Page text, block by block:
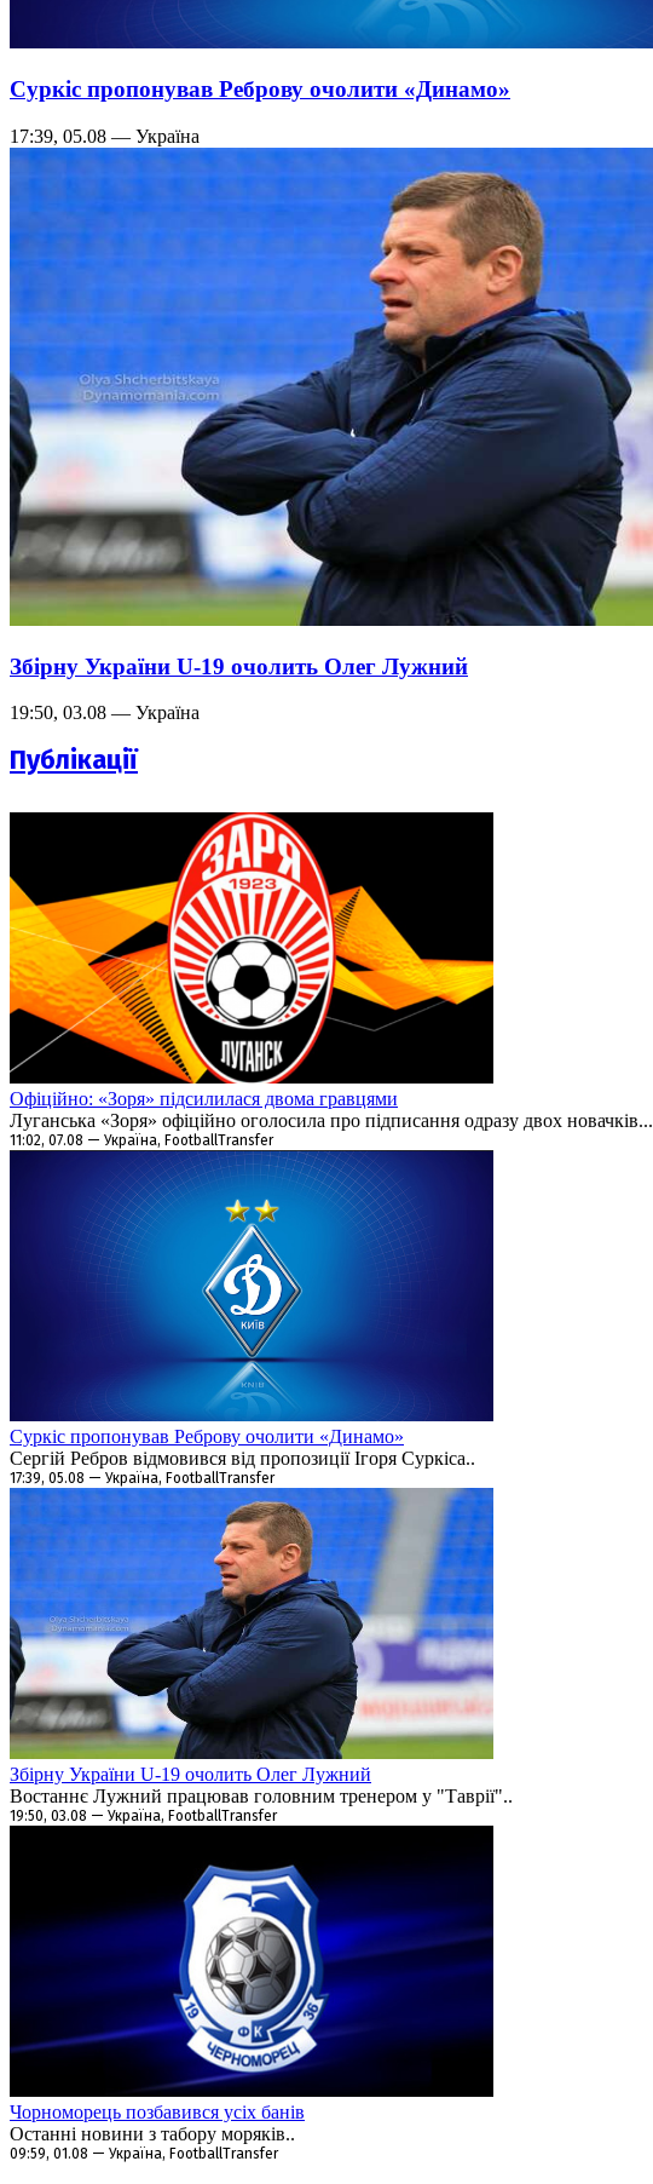
Суркіс пропонував Реброву очолити «Динамо»
17:39, 05.08 — Україна
Збірну України U-19 очолить Олег Лужний
19:50, 03.08 — Україна
Публікації
Офіційно: «Зоря» підсилилася двома гравцями
Луганська «Зоря» офіційно оголосила про підписання одразу двох новачків...
11:02, 07.08 — Україна, FootballTransfer
Суркіс пропонував Реброву очолити «Динамо»
Сергій Ребров відмовився від пропозиції Ігоря Суркіса..
17:39, 05.08 — Україна, FootballTransfer
Збірну України U-19 очолить Олег Лужний
Востаннє Лужний працював головним тренером у "Таврії"..
19:50, 03.08 — Україна, FootballTransfer
Чорноморець позбавився усіх банів
Останні новини з табору моряків..
09:59, 01.08 — Україна, FootballTransfer